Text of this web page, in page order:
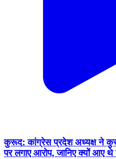
कुरूद: कांग्रेस प्रदेश अध्यक्ष ने
पर लगाए आरोप, जानिए क्यों आए